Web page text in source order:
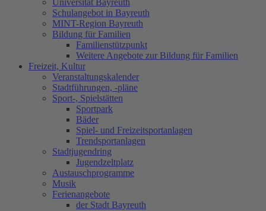
Universität Bayreuth
Schulangebot in Bayreuth
MINT-Region Bayreuth
Bildung für Familien
Familienstützpunkt
Weitere Angebote zur Bildung für Familien
Freizeit, Kultur
Veranstaltungskalender
Stadtführungen, -pläne
Sport-, Spielstätten
Sportpark
Bäder
Spiel- und Freizeitsportanlagen
Trendsportanlagen
Stadtjugendring
Jugendzeltplatz
Austauschprogramme
Musik
Ferienangebote
der Stadt Bayreuth